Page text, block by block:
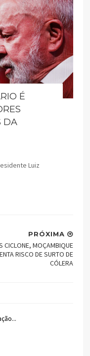
É
DA
Luiz
PRÓXIMA
CICLONE, MOÇAMBIQUE
RISCO DE SURTO DE
CÓLERA